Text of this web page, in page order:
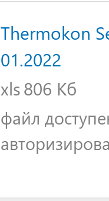
Thermokon
01.2022
xls806 Кб
файл